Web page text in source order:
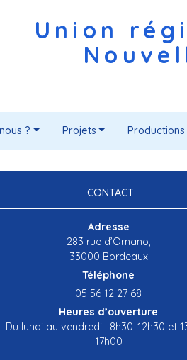
Union
? Projets Productions
CONTACT
Adresse
283 rue d’Ornano,
33000 Bordeaux
Téléphone
05 56 12 27 68
Heures d’ouverture
Du lundi au vendredi : 8h30–12h30 et
17h00